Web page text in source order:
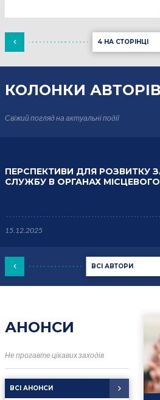
4 НА СТОРІНЦІ
КОЛОНКИ АВТОРІВ
Свіжий погляд на актуальні події
ВСІ АВТОРИ
ПЕРСПЕКТИВИ ДЛЯ РОЗВИТКУ
СЛУЖБУ В ОРГАНАХ
15.12.2025
АНОНСИ
Не прогавте цікавих заходів
ВСІ АНОНСИ